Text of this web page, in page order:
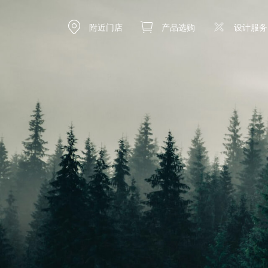
附近门店 产品选购 设计服务